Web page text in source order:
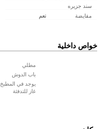
سند جزیره
مقايضة نعم
خواص داخلية
مطلي
باب الدوش
يوجد في المطبخ
غاز للتدفئة